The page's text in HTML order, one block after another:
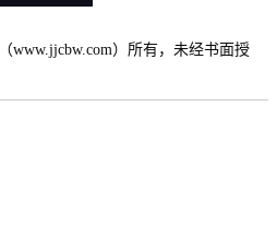
www.jjcbw.com）所有，未经书面授